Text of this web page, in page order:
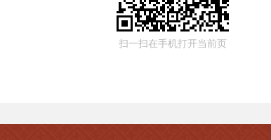
扫一扫在手机打开当前页